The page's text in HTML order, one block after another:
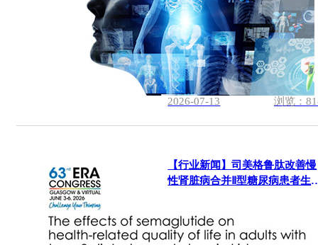
2026-07-13 浏览：
【行业新闻】司美格鲁肽改善慢
性肾脏病合并Ⅱ型糖尿病患者生